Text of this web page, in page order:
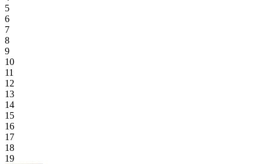
5
6
7
8
9
10
11
12
13
14
15
16
17
18
19